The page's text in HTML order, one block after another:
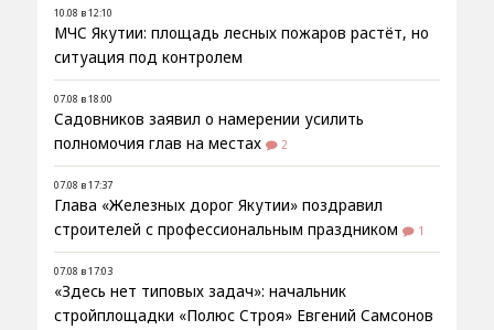
10.08 в 12:10
МЧС Якутии: площадь лесных пожаров растёт, но
ситуация под контролем
07.08 в 18:00
Садовников заявил о намерении усилить
полномочия глав на местах
2
07.08 в 17:37
Глава «Железных дорог Якутии» поздравил
строителей с профессиональным праздником
1
07.08 в 17:03
«Здесь нет типовых задач»: начальник
стройплощадки «Полюс Строя» Евгений Самсонов